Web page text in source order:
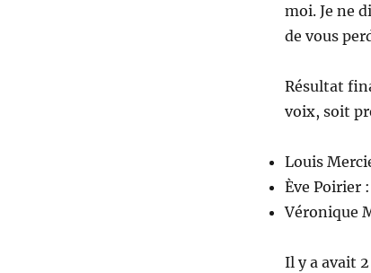
moi. Je ne
de vous
Résultat
voix, soit
Louis
Ève Poirier
Véronique
Il y a avait